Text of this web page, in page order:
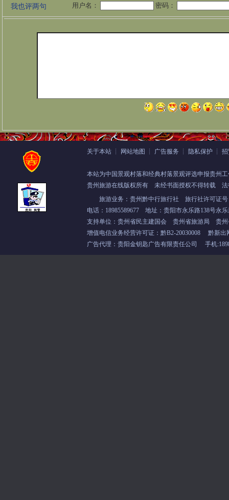
我也评两句 用户名： 密码：
关于本站 ┊ 网站地图 ┊ 广告服务 ┊ 隐私保护 ┊
本站为中国景观村落和经典村落景观评选申报贵州
贵州旅游在线版权所有 未经书面授权不得转载
旅游业务：贵州黔中行旅行社 旅行社许可证
电话：18985589677 地址：贵阳市永乐路138号永
支持单位： 贵州省民主建国会 贵州省旅游局 贵
增值电信业务经营许可证： 黔B2-20030008
黔新出
广告代理：贵阳金钥匙广告有限责任公司 手机